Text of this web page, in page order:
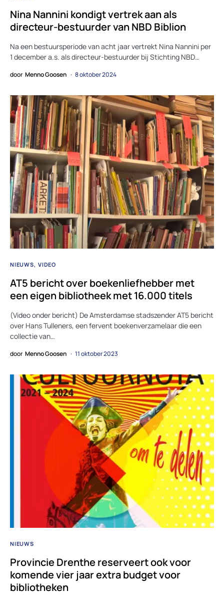
Nina Nannini kondigt vertrek aan als
directeur-bestuurder van NBD Biblion
Na een bestuursperiode van acht jaar vertrekt Nina Nannini per
1 december a.s. als directeur-bestuurder bij Stichting NBD…
door Menno Goosen 8 oktober 2024
NIEUWS VIDEO
AT5 bericht over boekenliefhebber met
een eigen bibliotheek met 16.000 titels
(Video onder bericht) De Amsterdamse stadszender AT5 bericht
over Hans Tulleners, een fervent boekenverzamelaar die een
collectie van…
door Menno Goosen 11 oktober 2023
NIEUWS
Provincie Drenthe reserveert ook voor
komende vier jaar extra budget voor
bibliotheken